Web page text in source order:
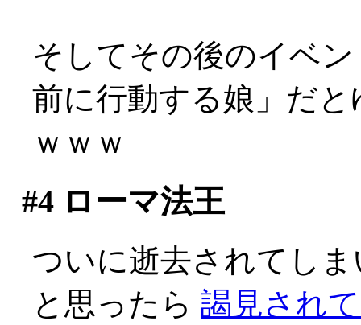
そしてその後のイベ
前に行動する娘」だ
ｗｗｗ
#4ローマ法王
ついに逝去されてし
と思ったら 謁見され